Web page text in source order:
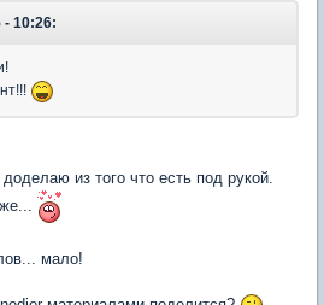
- 10:26:
из того что есть под рукой.
мало!